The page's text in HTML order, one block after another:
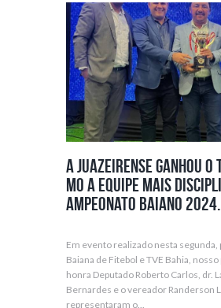
A Juazeirense ganhou
mo a equipe mais
ampeonato Baiano 2024.
Em evento realizado nesta segunda,
Baiana de Fitebol e TVE Bahia,
honra Deputado Roberto Carlos, dr.
Bernardes e o vereador Randerson
representaram o...